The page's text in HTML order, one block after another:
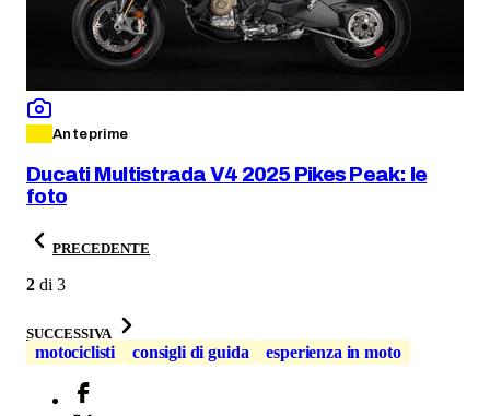
Anteprime
Ducati Multistrada V4 2025 Pikes Peak: le
foto
PRECEDENTE
2 di 3
SUCCESSIVA
motociclisti consigli di guida esperienza in moto